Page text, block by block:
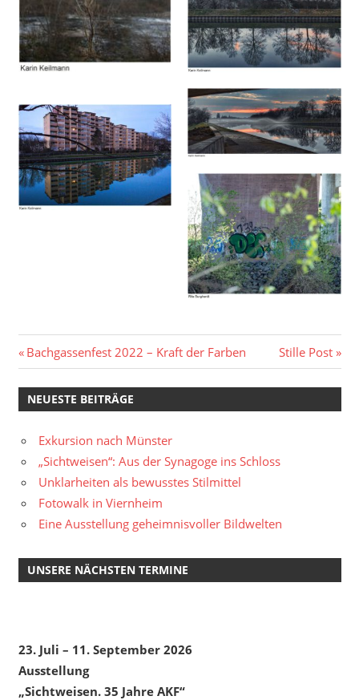
Beitragsnavigation
Vorheriger
Beitrag:
Bachgassenfest 2022 – Kraft der Farben
Nächster
Beitrag:
Stille Post
NEUESTE BEITRÄGE
Exkursion nach Münster
„Sichtweisen“: Aus der Synagoge ins Schloss
Unklarheiten als bewusstes Stilmittel
Fotowalk in Viernheim
Eine Ausstellung geheimnisvoller Bildwelten
UNSERE NÄCHSTEN TERMINE
23. Juli – 11. September 2026
Ausstellung
„Sichtweisen. 35 Jahre AKF“